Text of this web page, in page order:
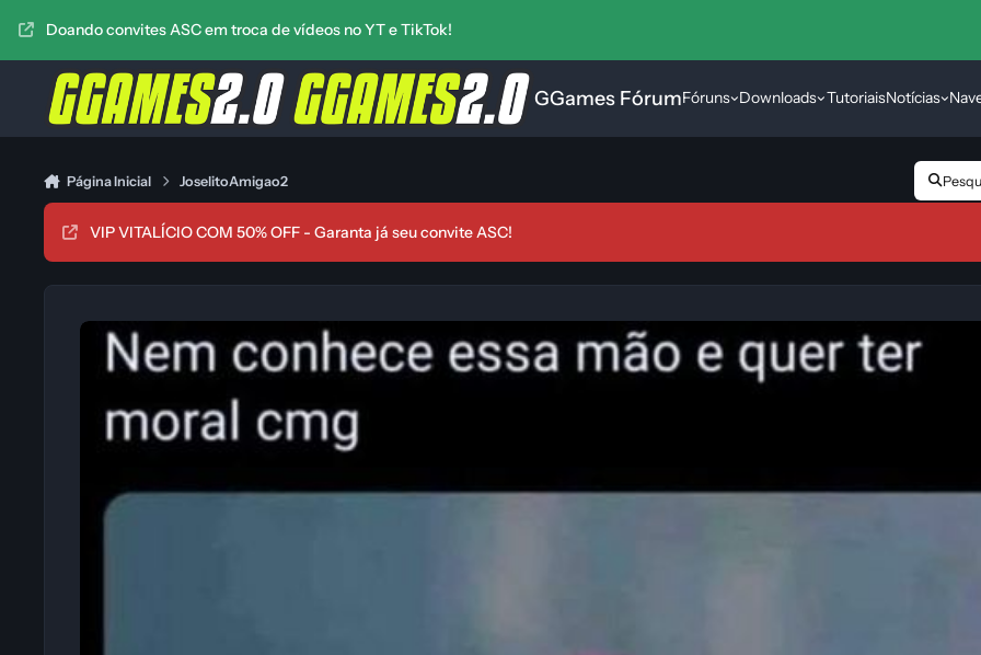
Doando convites ASC em troca de vídeos no YT e TikTok!
GGames FórumFóruns Downloads TutoriaisNotícias
Página Inicial JoselitoAmigao2
VIP VITALÍCIO COM 50% OFF - Garanta já seu convite ASC!